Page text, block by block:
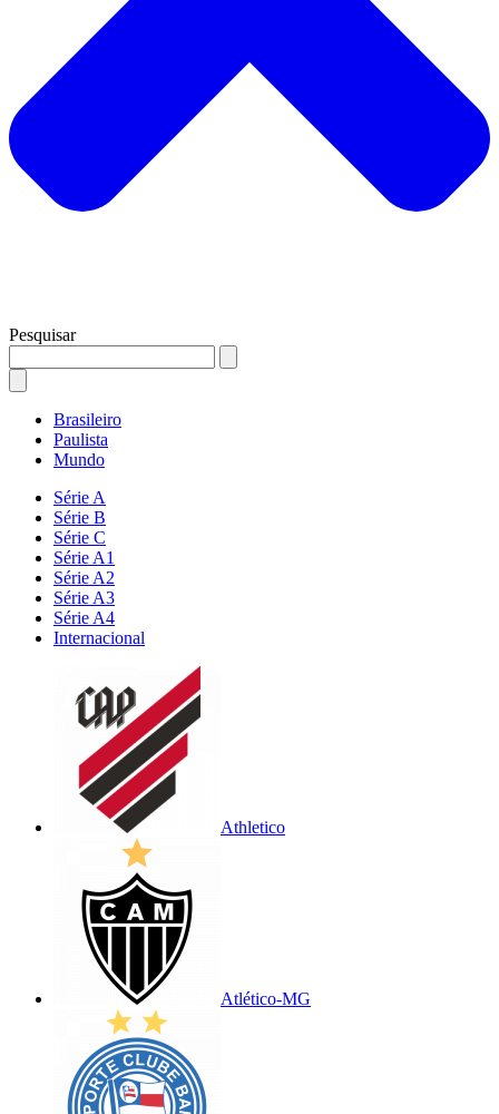
Pesquisar
Brasileiro
Paulista
Mundo
Série A
Série B
Série C
Série A1
Série A2
Série A3
Série A4
Internacional
Athletico
Atlético-MG